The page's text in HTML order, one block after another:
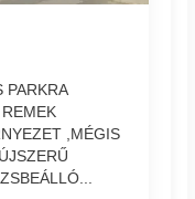
PARKRA
,MÉGIS